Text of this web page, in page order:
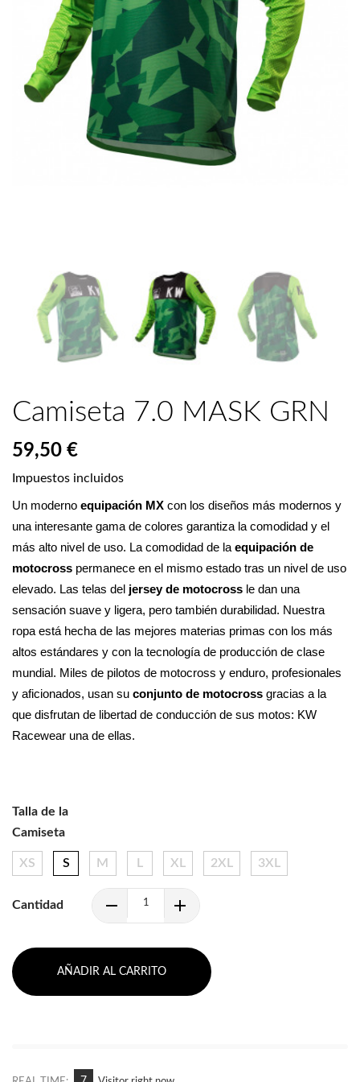
Camiseta 7.0 MASK GRN
59,50 €
Impuestos incluidos
Un moderno equipación MX con los diseños más modernos y
una interesante gama de colores garantiza la comodidad y el
más alto nivel de uso. La comodidad de la equipación de
motocross permanece en el mismo estado tras un nivel de uso
elevado. Las telas del jersey de motocross le dan una
sensación suave y ligera, pero también durabilidad. Nuestra
ropa está hecha de las mejores materias primas con los más
altos estándares y con la tecnología de producción de clase
mundial. Miles de pilotos de motocross y enduro, profesionales
y aficionados, usan su conjunto de motocross gracias a la
que disfrutan de libertad de conducción de sus motos: KW
Racewear una de ellas.
Talla de la
Camiseta
XS S M L XL 2XL 3XL
Cantidad
AÑADIR AL CARRITO